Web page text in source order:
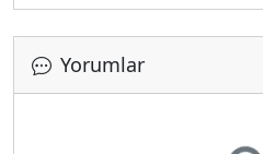
Yorumlar